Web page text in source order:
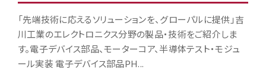
「先端技術に応えるソリューションを、グローパルに提供」吉
川工業のエレクトロニクス分野の製品・技術をご紹介しま
す。電子デバイス部品、モーターコア、半導体テスト・モジュ
ール実装 電子デバイス部品PH...